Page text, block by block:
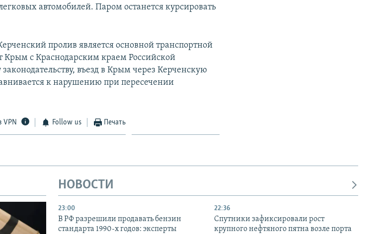
автомобилей. Паром останется курсировать
пролив является основной транспортной
Крым с Краснодарским краем Российской
въезд в Крым через Керченскую
к нарушению при пересечении
VPN Follow us Печать
НОВОСТИ
23:00
В РФ разрешили продавать бензин
стандарта 1990-х годов: эксперты
22:36
Спутники зафиксировали рост
крупного нефтяного пятна возле порта